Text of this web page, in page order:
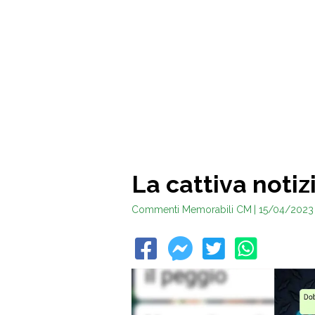
La cattiva
Commenti Memorabili CM | 15/04/2023